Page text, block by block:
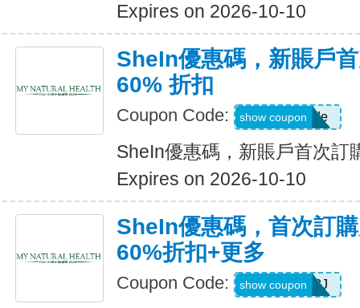
Expires on 2026-10-10
SheIn優惠碼，新賬戶
60% 折扣
Coupon Code: Show Code
show coupon
SheIn優惠碼，新賬戶首次訂
Expires on 2026-10-10
SheIn優惠碼，首次訂
60%折扣+更多
Coupon Code: VJTWP3J
show coupon